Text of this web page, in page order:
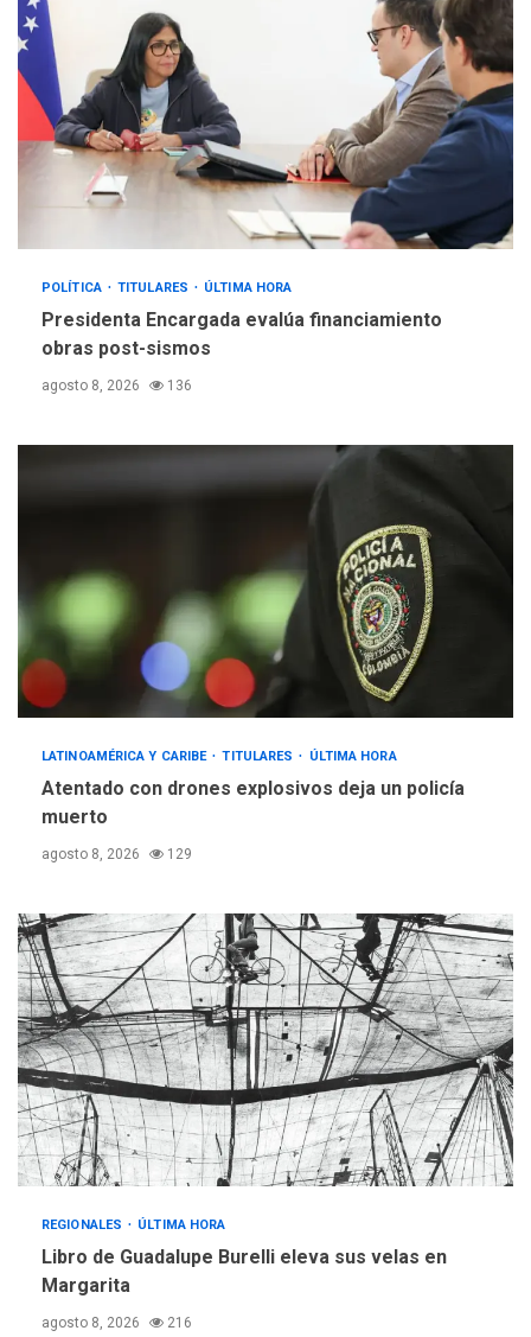
POLÍTICA TITULARES ÚLTIMA HORA
Presidenta Encargada evalúa financiamiento
obras post-sismos
agosto 8, 2026 136
LATINOAMÉRICA Y CARIBE TITULARES ÚLTIMA HORA
Atentado con drones explosivos deja un policía
muerto
agosto 8, 2026 129
REGIONALES ÚLTIMA HORA
Libro de Guadalupe Burelli eleva sus velas en
Margarita
agosto 8, 2026 216